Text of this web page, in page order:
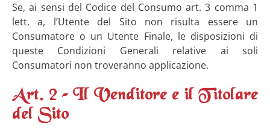
Se, ai sensi del Codice del Consumo art. 3 comma 1
lett. a, l’Utente del Sito non risulta essere un
Consumatore o un Utente Finale, le disposizioni di
queste Condizioni Generali relative ai soli
Consumatori non troveranno applicazione.
Art. 2 – Il Venditore e il Titolare
del Sito